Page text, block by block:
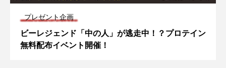
プレゼント企画
ビーレジェンド「中の人」が逃走中！？プロテイン
無料配布イベント開催！